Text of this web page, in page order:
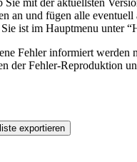
an und fügen alle
ist im Hauptmenu unter
Fehler informiert
der Fehler-Reproduktion